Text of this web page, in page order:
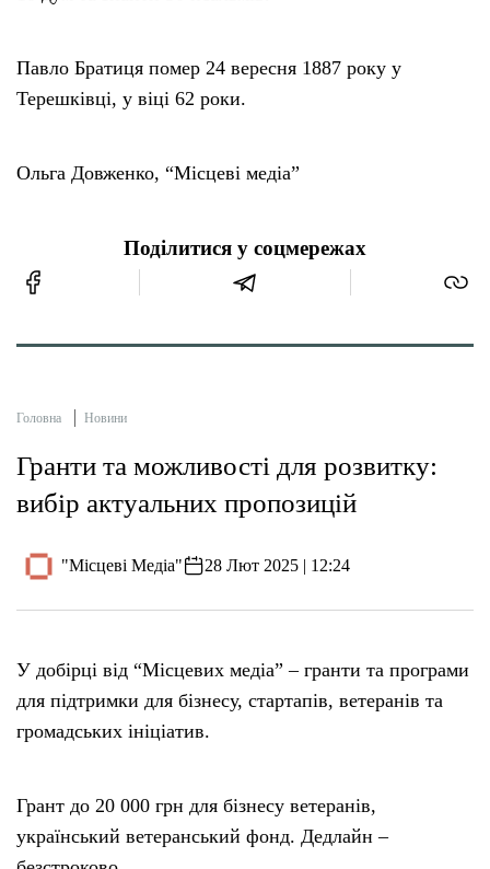
Павло Братиця помер 24 вересня 1887 року у
Терешківці, у віці 62 роки.
Ольга Довженко, “Місцеві медіа”
Поділитися у соцмережах
Головна Новини
Гранти та можливості для розвитку:
вибір актуальних пропозицій
"Місцеві Медіа" 28 Лют 2025 | 12:24
У добірці від “Місцевих медіа” – гранти та програми
для підтримки для бізнесу, стартапів, ветеранів та
громадських ініціатив.
Грант до 20 000 грн для бізнесу ветеранів,
український ветеранський фонд. Дедлайн –